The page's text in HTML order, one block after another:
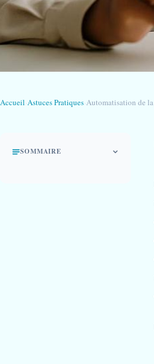
Accueil Astuces Pratiques Automatisation de
SOMMAIRE